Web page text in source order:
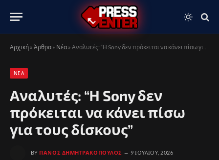
Αρχική » Άρθρα » Νέα » Αναλυτές: “Η Sony δεν πρόκειται να κάνει πίσω για τους δίσκους”
ΝΈΑ
Αναλυτές: “Η Sony δεν
πρόκειται να κάνει πίσω
για τους δίσκους”
BY ΠΆΝΟΣ ΔΗΜΗΤΡΑΚΌΠΟΥΛΟΣ 9 ΙΟΥΛΊΟΥ, 2026